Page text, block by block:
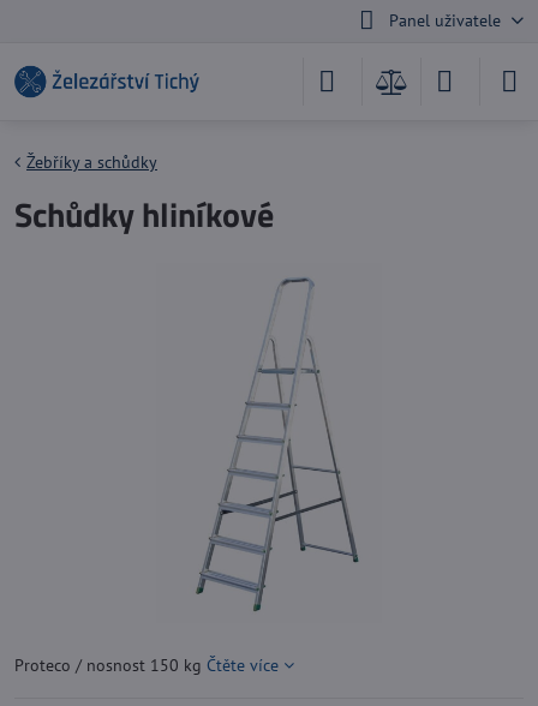
Panel uživatele
Žebříky a schůdky
Schůdky hliníkové
Proteco / nosnost 150 kg Čtěte více